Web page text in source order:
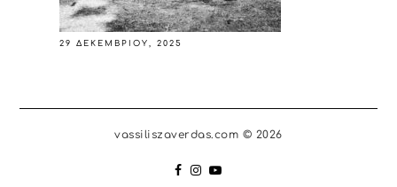
29 ΔΕΚΕΜΒΡΊΟΥ, 2025
vassiliszaverdas.com © 2026